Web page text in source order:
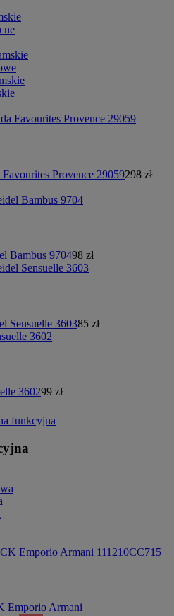
Provence 29059298 zł
Bambus 970498 zł
Sensuelle 360385 zł
360299 zł
funkcyjna
Emporio Armani